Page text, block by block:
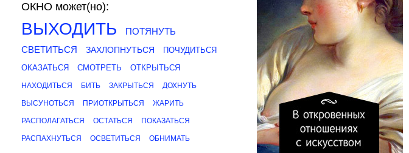
ОКНО может(но):
ВЫХОДИТЬ
ПОТЯНУТЬ
СВЕТИТЬСЯ
ЗАХЛОПНУТЬСЯ
ПОЧУДИТЬСЯ
ОКАЗАТЬСЯ
СМОТРЕТЬ ОТКРЫТЬСЯ
НАХОДИТЬСЯ БИТЬ ЗАКРЫТЬСЯ ДОХНУТЬ
ВЫСУНОТЬСЯ ПРИОТКРЫТЬСЯ ЖАРИТЬ
РАСПОЛАГАТЬСЯ ОСТАТЬСЯ ПОКАЗАТЬСЯ
РАСПАХНУТЬСЯ ОСВЕТИТЬСЯ ОБНИМАТЬ